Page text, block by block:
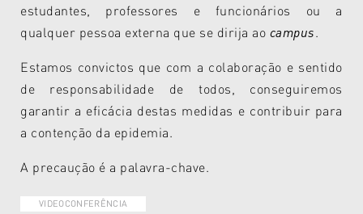
estudantes, professores e funcionários ou a
qualquer pessoa externa que se dirija ao campus.
Estamos convictos que com a colaboração e sentido
de responsabilidade de todos, conseguiremos
garantir a eficácia destas medidas e contribuir para
a contenção da epidemia.
A precaução é a palavra-chave.
VIDEOCONFERÊNCIA